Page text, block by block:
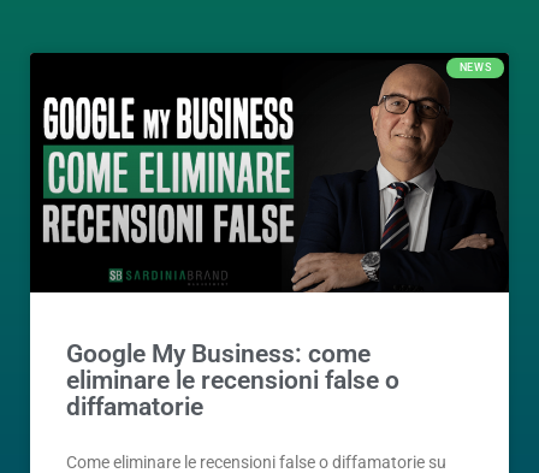
NEWS
Google My Business: come
eliminare le recensioni false o
diffamatorie
Come eliminare le recensioni false o diffamatorie su